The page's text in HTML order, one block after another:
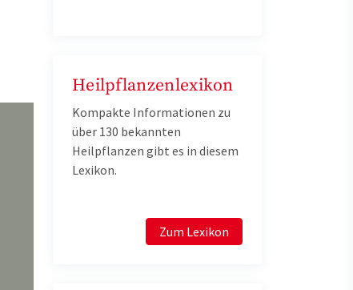
Heilpflanzenlexikon
Kompakte Informationen zu
über 130 bekannten
Heilpflanzen gibt es in diesem
Lexikon.
Zum Lexikon